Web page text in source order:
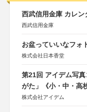
西武信用金庫 カレ
西武信用金庫
お盆っていいなフォ
株式会社日本香堂
第21回 アイデム写
がた」《小・中・高
株式会社アイデム